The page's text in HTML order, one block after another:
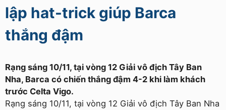
lập hat-trick giúp Barca
thắng đậm
Rạng sáng 10/11, tại vòng 12 Giải vô địch Tây Ban
Nha, Barca có chiến thắng đậm 4-2 khi làm khách
trước Celta Vigo.
Rạng sáng 10/11, tại vòng 12 Giải vô địch Tây Ban Nha